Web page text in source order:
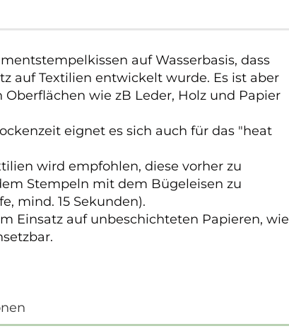
auf Wasserbasis, dass
auf Textilien entwickelt wurde. Es ist aber
Oberflächen wie zB Leder, Holz und Papier
eignet es sich auch für das "heat
wird empfohlen, diese vorher zu
Stempeln mit dem Bügeleisen zu
mind. 15 Sekunden).
Einsatz auf unbeschichteten Papieren, wie